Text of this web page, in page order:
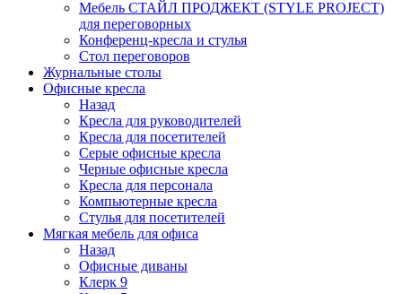
Мебель СТАЙЛ ПРОДЖЕКТ (STYLE PROJECT)
для переговорных
Конференц-кресла и стулья
Стол переговоров
Журнальные столы
Офисные кресла
Назад
Кресла для руководителей
Кресла для посетителей
Серые офисные кресла
Черные офисные кресла
Кресла для персонала
Компьютерные кресла
Стулья для посетителей
Мягкая мебель для офиса
Назад
Офисные диваны
Клерк 9